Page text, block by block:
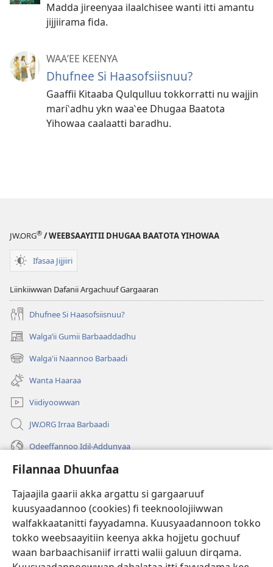
Filannaa Dhuunfaa
Tajaajila gaarii akka argattu si gargaaruuf
kuusyaadannoo (cookies) fi teeknoolojiiwwan
walfakkaatanitti fayyadamna. Kuusyaadannoon tokko
tokko weebsaayitiin keenya akka hojjetu gochuuf
waan barbaachisaniif irratti walii galuun dirqama.
Madda jireenyaa ilaalchisee wanti itti amantu
jijjiirama fida.
WAAʼEE KEENYA
Dhufnee Si Haasofsiisnuu?
Gaaffii Kitaaba Qulqulluu tokkorratti nu wajjin
mari‵adhu ykn waa‵ee Dhugaa Baatota
Yihowaa caalaatti baradhu.
JW.ORG® / WEEBSAAYITII DHUGAA BAATOTA YIHOWAA
Ifasaa Jijjiiri
Liinkiiwwan Dafanii Argachuuf Gargaaran
Dhufnee Si Haasofsiisnuu?
Walgaʼii Gumii Barbaaddadhu
(opens
new
window)
Walga'ii Naannoo Barbaadi
(opens
new
window)
Wanta Haaraa
Viidiyoowwan
JW.ORG Irraa Barbaadi
Odeeffannoo Idil-Addunyaa
Gargaarsa
Buusii
(opens
new
window)"LAAYIBRARII INTARNEETIIRRAA"
(opens
new
window)
®